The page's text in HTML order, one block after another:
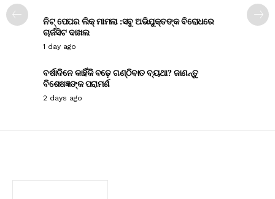
ନିଟ୍ ପେପର ଲିକ୍ ମାମଲା :ସବୁ ଅଭିଯୁକ୍ତଙ୍କ ବିରୋଧରେ
ଚାର୍ଜସିଟ ଦାଖଲ
1 day ago
ବର୍ଷାଦିନେ କାହିଁକି ବଢ଼େ ଗଣ୍ଠିବାତ ବ୍ୟଥା? ଜାଣନ୍ତୁ
ବିଶେଷଜ୍ଞଙ୍କ ପରାମର୍ଶ
2 days ago